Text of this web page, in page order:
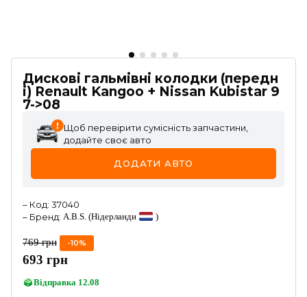
Дискові гальмівні колодки (передн
і) Renault Kangoo + Nissan Kubistar 9
7->08
Щоб перевірити сумісність запчастини,
додайте своє авто
ДОДАТИ АВТО
– Код: 37040
– Бренд: A.B.S. (Нідерланди )
769 грн -10%
693 грн
Відправка 12.08